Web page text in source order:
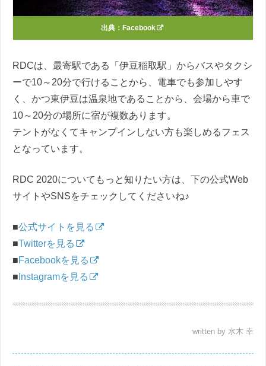
出典： Facebook
RDCは、最寄駅である「伊豆稲取駅」からバスやタクシ
ーで10～20分で行けることから、電車でも参加しやす
く、かつ東伊豆は温泉地であることから、会場から車で
10～20分の場所に宿が複数あります。
テントがなくてキャンプインしない方も楽しめるフェス
となっています。
RDC 2020についてもっと知りたい方は、下の公式Web
サイトやSNSをチェックしてくださいね♪
■公式サイトを見る
■Twitterを見る
■Facebookを見る
■ Instagramを見る
written by 水木 幸